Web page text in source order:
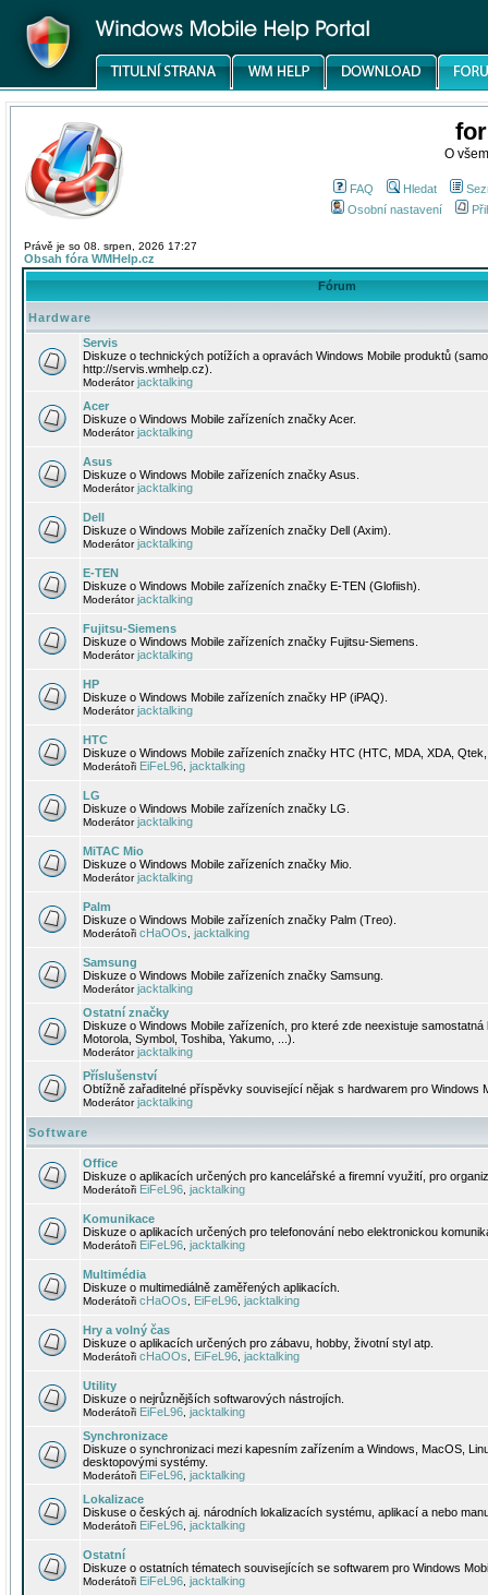
O
FAQ Hledat
Osobní nastavení
Právě je so 08. srpen, 2026 17:27
Obsah fóra WMHelp.cz
Fórum
Hardware
Servis
Diskuze o technických potížích a opravách Windows Mobile produktů
http://servis.wmhelp.cz).
Moderátorjacktalking
Acer
Diskuze o Windows Mobile zařízeních značky Acer.
Moderátorjacktalking
Asus
Diskuze o Windows Mobile zařízeních značky Asus.
Moderátorjacktalking
Dell
Diskuze o Windows Mobile zařízeních značky Dell (Axim).
Moderátorjacktalking
E-TEN
Diskuze o Windows Mobile zařízeních značky E-TEN (Glofiish).
Moderátorjacktalking
Fujitsu-Siemens
Diskuze o Windows Mobile zařízeních značky Fujitsu-Siemens.
Moderátorjacktalking
HP
Diskuze o Windows Mobile zařízeních značky HP (iPAQ).
Moderátorjacktalking
HTC
Diskuze o Windows Mobile zařízeních značky HTC (HTC, MDA, XDA,
Moderátoři EiFeL96 jacktalking
LG
Diskuze o Windows Mobile zařízeních značky LG.
Moderátorjacktalking
MiTAC Mio
Diskuze o Windows Mobile zařízeních značky Mio.
Moderátorjacktalking
Palm
Diskuze o Windows Mobile zařízeních značky Palm (Treo).
Moderátoři cHaOOs jacktalking
Samsung
Diskuze o Windows Mobile zařízeních značky Samsung.
Moderátorjacktalking
Ostatní značky
Diskuze o Windows Mobile zařízeních, pro které zde neexistuje
Motorola, Symbol, Toshiba, Yakumo, ...).
Moderátorjacktalking
Příslušenství
Obtížně zařaditelné příspěvky související nějak s hardwarem pro Windows
Moderátorjacktalking
Software
Office
Diskuze o aplikacích určených pro kancelářské a firemní využití, pro
Moderátoři EiFeL96 jacktalking
Komunikace
Diskuze o aplikacích určených pro telefonování nebo elektronickou
Moderátoři EiFeL96 jacktalking
Multimédia
Diskuze o multimediálně zaměřených aplikacích.
Moderátoři cHaOOs EiFeL96 jacktalking
Hry a volný čas
Diskuze o aplikacích určených pro zábavu, hobby, životní styl atp.
Moderátoři cHaOOs EiFeL96 jacktalking
Utility
Diskuze o nejrůznějších softwarových nástrojích.
Moderátoři EiFeL96 jacktalking
Synchronizace
Diskuze o synchronizaci mezi kapesním zařízením a Windows, MacOS,
desktopovými systémy.
Moderátoři EiFeL96 jacktalking
Lokalizace
Diskuse o českých aj. národních lokalizacích systému, aplikací a nebo
Moderátoři EiFeL96 jacktalking
Ostatní
Diskuze o ostatních tématech souvisejících se softwarem pro Windows
Moderátoři EiFeL96 jacktalking